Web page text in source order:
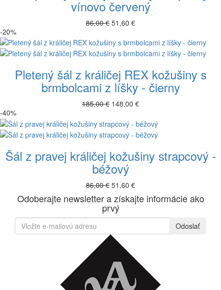
vínovo červený
86,00 € 51,60 €
-20%
Pletený šál z králičej REX kožušiny s
brmbolcami z líšky - čierny
185,00 € 148,00 €
-40%
Šál z pravej králičej kožušiny strapcový -
béžový
86,00 € 51,60 €
Odoberajte newsletter a získajte informácie ako
prvý
Odoslať